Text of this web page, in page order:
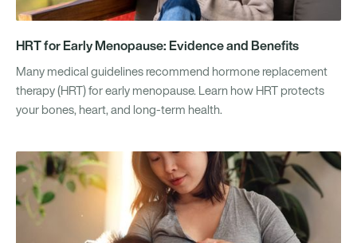
HRT for Early Menopause: Evidence and Benefits
Many medical guidelines recommend hormone replacement
therapy (HRT) for early menopause. Learn how HRT protects
your bones, heart, and long-term health.